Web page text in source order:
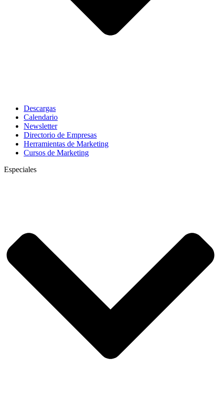
Descargas
Calendario
Newsletter
Directorio de Empresas
Herramientas de Marketing
Cursos de Marketing
Especiales